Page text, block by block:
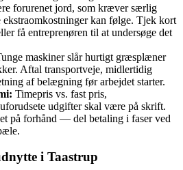
forurenet jord, som kræver særlig
kan følge. Tjek kort
få entreprenøren til at undersøge det
maskiner slår hurtigt græsplæner
Aftal transportveje, midlertidig
af belægning før arbejdet starter.
Timepris vs. fast pris,
udgifter skal være på skrift.
på forhånd — del betaling i faser ved
i Taastrup